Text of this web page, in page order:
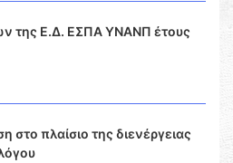
της Ε.Δ. ΕΣΠΑ ΥΝΑΝΠ έτους
στο πλαίσιο της διενέργειας